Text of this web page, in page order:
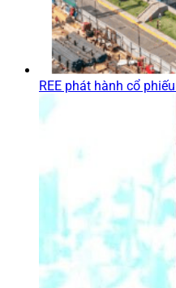
REE phát hành cổ